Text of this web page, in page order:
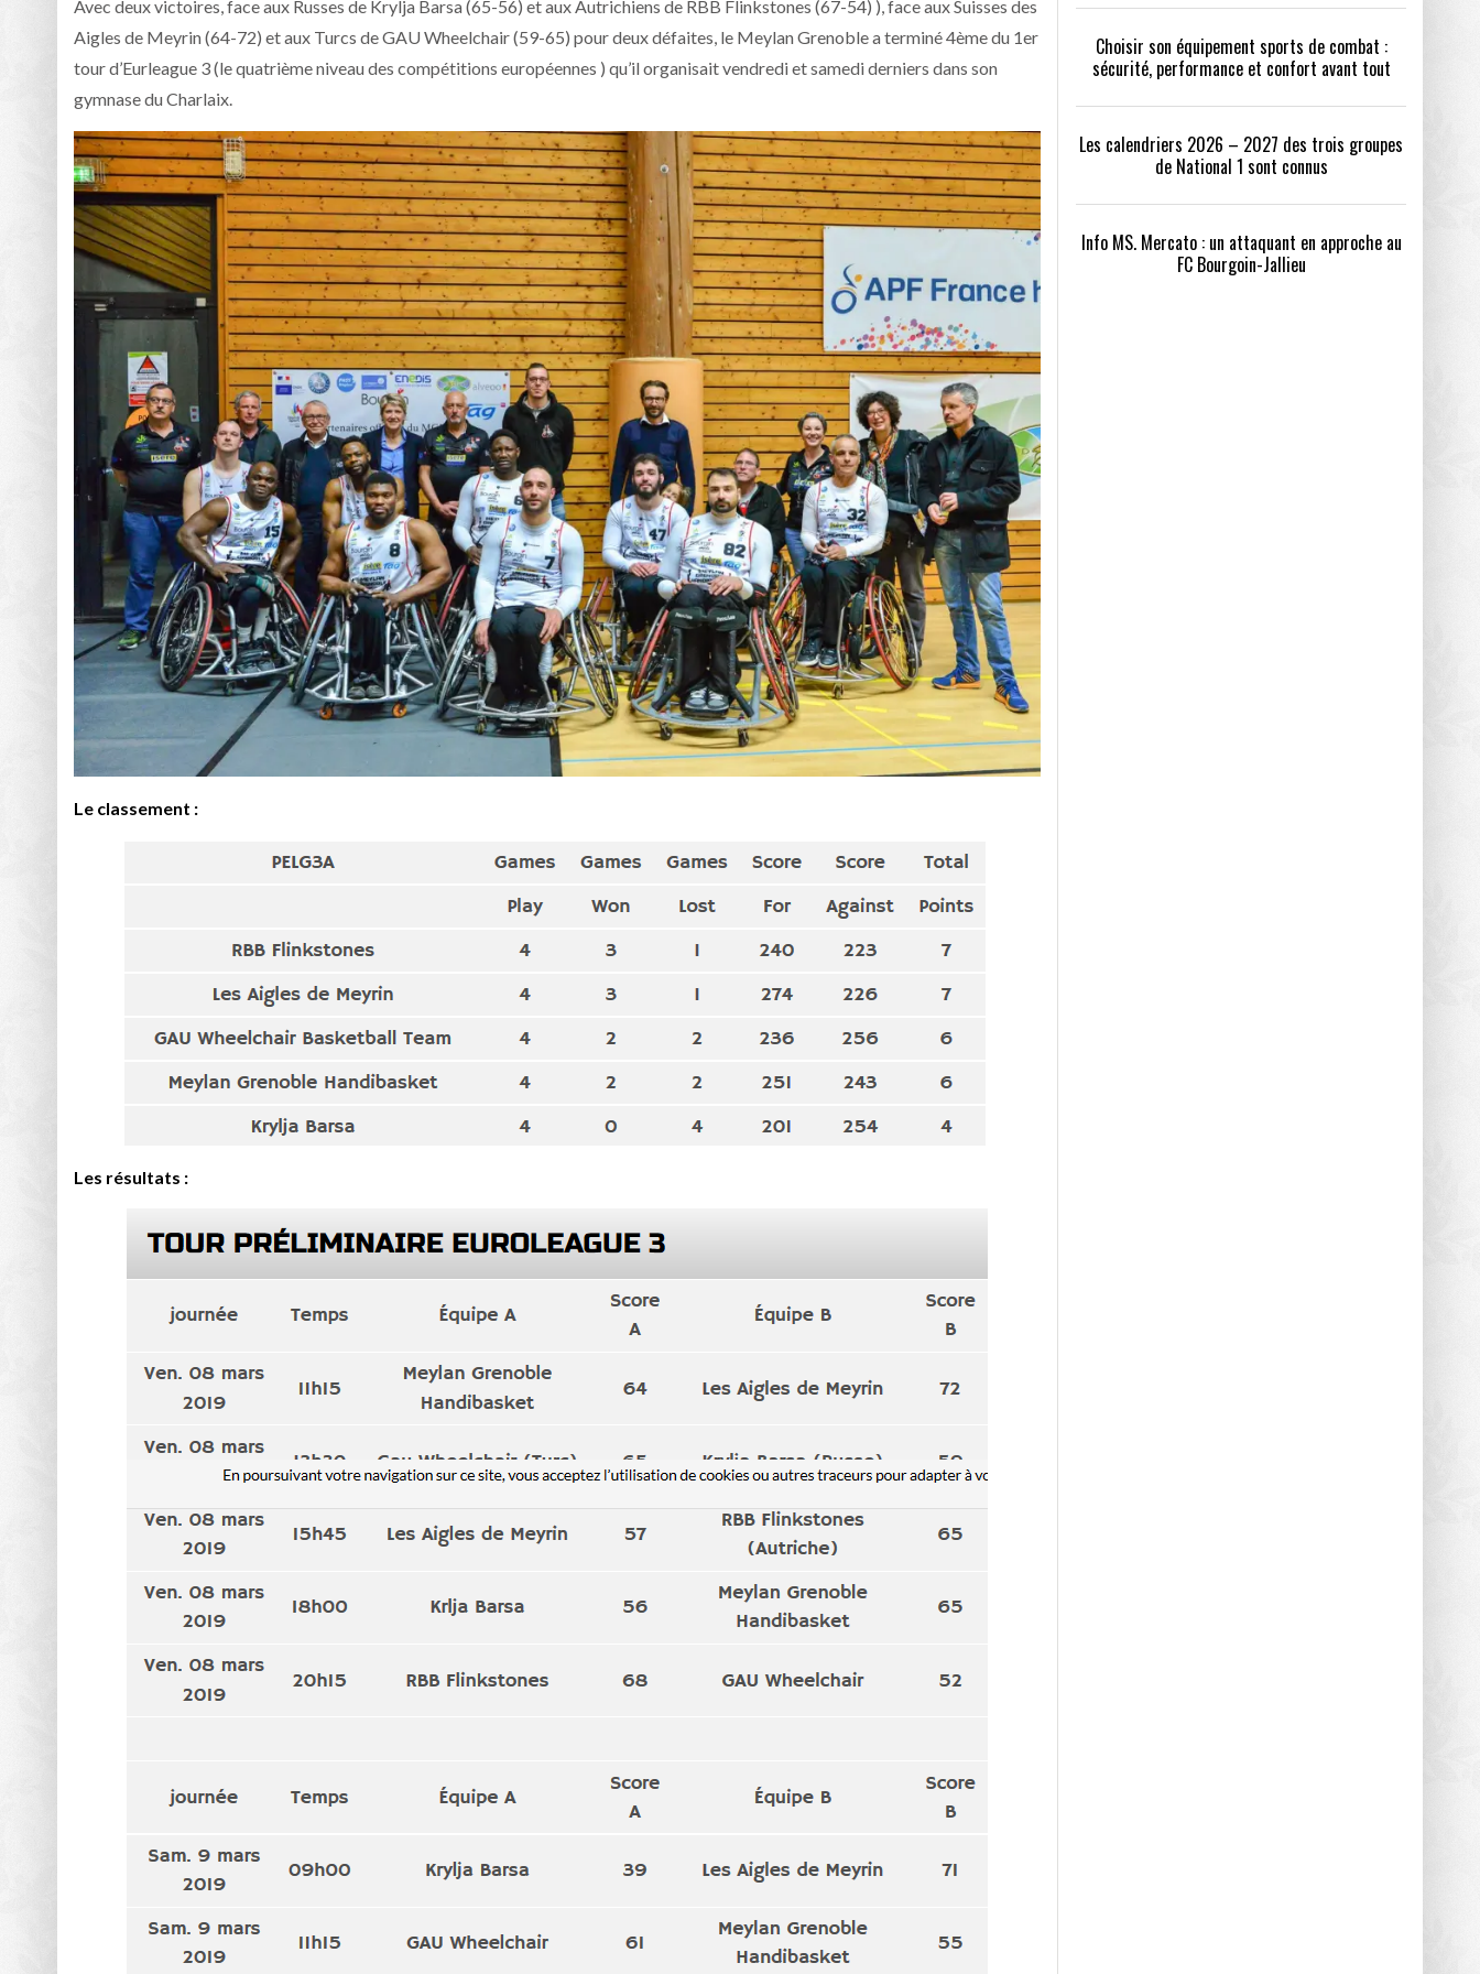
Avec deux victoires, face aux Russes de Krylja Barsa (65-56) et aux Autrichiens de RBB Flinkstones (67-54) ), face aux Suisses des
Aigles de Meyrin (64-72) et aux Turcs de GAU Wheelchair (59-65) pour deux défaites, le Meylan Grenoble a terminé 4ème du 1er
tour d’Eurleague 3 (le quatrième niveau des compétitions européennes ) qu’il organisait vendredi et samedi derniers dans son
gymnase du Charlaix.
Le classement :
Les résultats :
Choisir son équipement sports de combat :
sécurité, performance et confort avant tout
Les calendriers 2026 – 2027 des trois groupes
de National 1 sont connus
Info MS. Mercato : un attaquant en approche au
FC Bourgoin-Jallieu